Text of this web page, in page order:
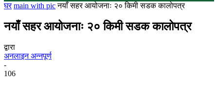
घर main with pic नयाँ सहर आयोजनाः २० किमी सडक कालोपत्र
नयाँ सहर आयोजनाः २० किमी सडक कालोपत्र
द्वारा
अनलाइन अन्नपूर्ण
-
106